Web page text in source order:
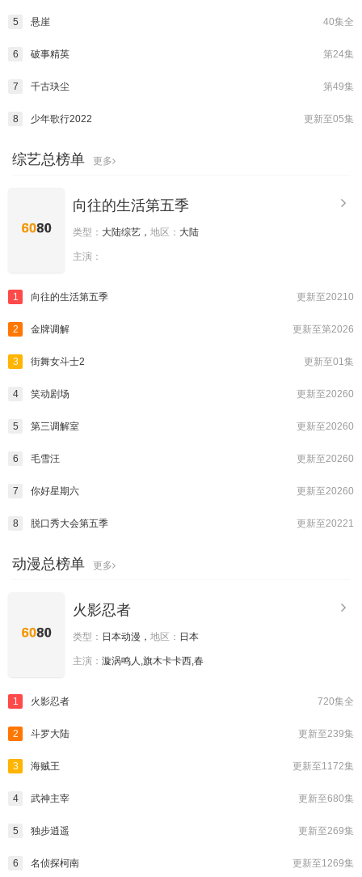
40集全
5 悬崖
第24集
6 破事精英
第49集
7 千古玦尘
更新至05集
8 少年歌行2022
综艺总榜单 更多
向往的生活第五季
类型： 大陆综艺， 地区： 大陆
主演：
更新至20210
1 向往的生活第五季
更新至第2026
2 金牌调解
更新至01集
3 街舞女斗士2
更新至20260
4 笑动剧场
更新至20260
5 第三调解室
更新至20260
6 毛雪汪
更新至20260
7 你好星期六
更新至20221
8 脱口秀大会第五季
动漫总榜单 更多
火影忍者
类型： 日本动漫， 地区： 日本
主演： 漩涡鸣人,旗木卡卡西,春
720集全
1 火影忍者
更新至239集
2 斗罗大陆
更新至1172集
3 海贼王
更新至680集
4 武神主宰
更新至269集
5 独步逍遥
更新至1269集
6 名侦探柯南